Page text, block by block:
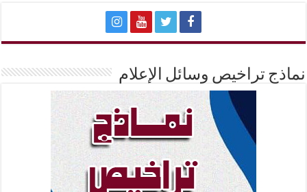
نماذج تراخيص وسائل الإعلام